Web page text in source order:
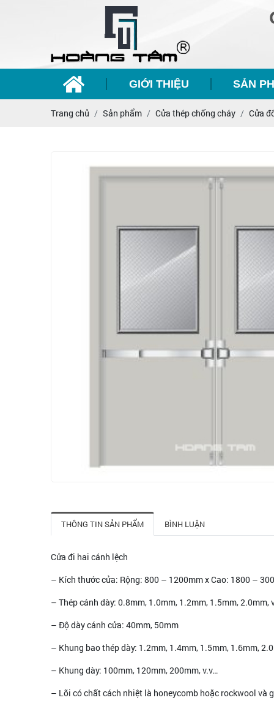
GIỚI THIỆU SẢN
Trang chủ Sản phẩm Cửa thép chống cháy Cửa
THÔNG TIN SẢN PHẨM BÌNH LUẬN
Cửa đi hai cánh lệch
– Kích thước cửa: Rộng: 800 – 1200mm x Cao: 1800 –
– Thép cánh dày: 0.8mm, 1.0mm, 1.2mm, 1.5mm, 2.0mm,
– Độ dày cánh cửa: 40mm, 50mm
– Khung bao thép dày: 1.2mm, 1.4mm, 1.5mm, 1.6mm,
– Khung dày: 100mm, 120mm, 200mm, v.v…
– Lõi có chất cách nhiệt là honeycomb hoặc rockwool và